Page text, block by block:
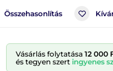
Összehasonlítás
Vásárlás folytatása 12 000
és tegyen szert ingyenes